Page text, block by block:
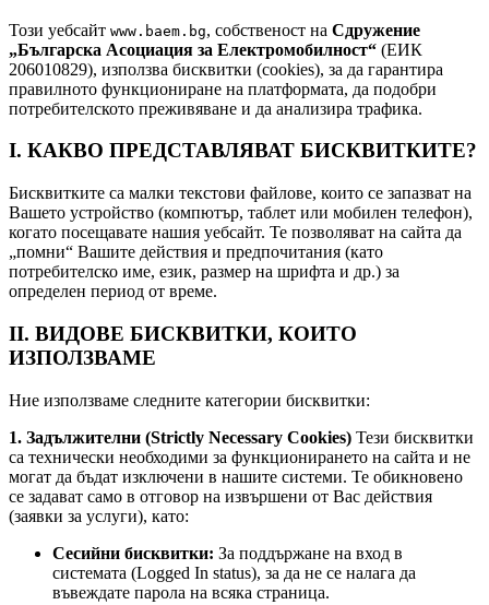
Този уебсайт www.baem.bg, собственост на Сдружение
„Българска Асоциация за Електромобилност“ (ЕИК
206010829), използва бисквитки (cookies), за да гарантира
правилното функциониране на платформата, да подобри
потребителското преживяване и да анализира трафика.
I. КАКВО ПРЕДСТАВЛЯВАТ БИСКВИТКИТЕ?
Бисквитките са малки текстови файлове, които се запазват на
Вашето устройство (компютър, таблет или мобилен телефон),
когато посещавате нашия уебсайт. Те позволяват на сайта да
„помни“ Вашите действия и предпочитания (като
потребителско име, език, размер на шрифта и др.) за
определен период от време.
II. ВИДОВЕ БИСКВИТКИ, КОИТО
ИЗПОЛЗВАМЕ
Ние използваме следните категории бисквитки:
1. Задължителни (Strictly Necessary Cookies) Тези бисквитки
са технически необходими за функционирането на сайта и не
могат да бъдат изключени в нашите системи. Те обикновено
се задават само в отговор на извършени от Вас действия
(заявки за услуги), като:
Сесийни бисквитки: За поддържане на вход в
системата (Logged In status), за да не се налага да
въвеждате парола на всяка страница.